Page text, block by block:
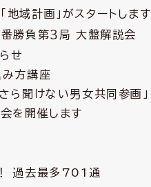
域計画」がスタートします
勝負第３局 大盤解説会
せ
み方講座
ら聞けない男女共同参画」
を開催します
！ 過去最多701通